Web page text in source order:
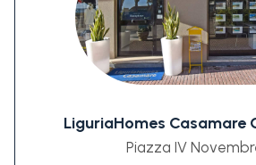
LiguriaHomes Casamare
Piazza IV